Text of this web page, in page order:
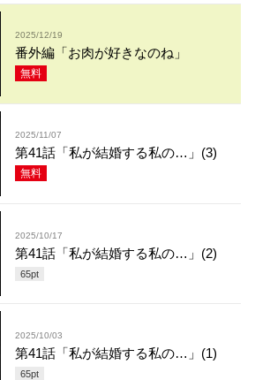
2025/12/19
番外編「お肉が好きなのね」
無料
2025/11/07
第41話「私が結婚する私の…」(3)
無料
2025/10/17
第41話「私が結婚する私の…」(2)
65pt
2025/10/03
第41話「私が結婚する私の…」(1)
65pt